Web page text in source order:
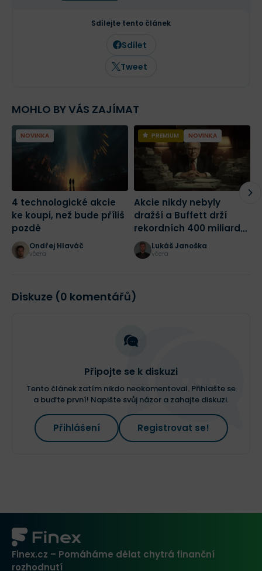
společnosti a value investice. Ve svých
článcích se věnuje investičním
strategiím, psychologii investování a
analýze jednotlivých akcií.
Sdílejte tento článek
Sdílet
Tweet
MOHLO BY VÁS ZAJÍMAT
NOVINKA
4 technologické akcie
ke koupi, než bude příliš
pozdě
Ondřej Hlaváč
včera
PREMIUM NOVINKA
Akcie nikdy nebyly
dražší a Buffett drží
rekordních 400 miliard
dolarů! Jak bych dnes
začal investovat?
Lukáš Janoška
včera
Diskuze (0 komentářů)
Připojte se k diskuzi
Tento článek zatím nikdo neokomentoval. Přihlašte se
a buďte první! Napište svůj názor a zahajte diskuzi.
Přihlášení Registrovat se!
Finex.cz – Pomáháme dělat chytrá finanční
rozhodnutí